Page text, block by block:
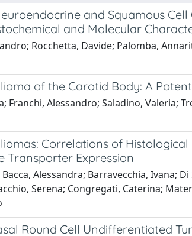
and Squamous
and Molecular
Rocchetta, Davide; Palomba,
of the Carotid Body: A
Franchi, Alessandro; Saladino, Valeria;
Correlations of
Transporter Expression
Alessandra; Barravecchia, Ivana;
Serena; Congregati, Caterina;
Round Cell Undifferentiated